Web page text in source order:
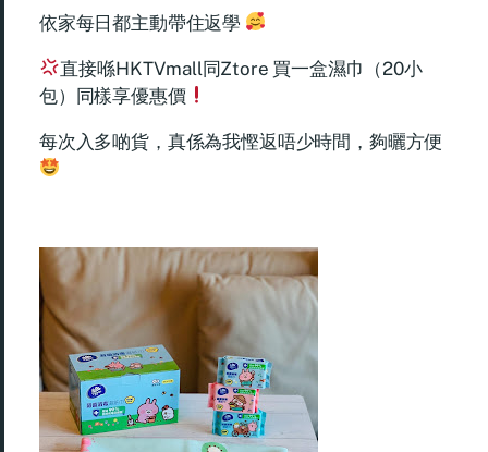
依家每日都主動帶住返學
直接喺HKTVmall同Ztore 買一盒濕巾（20小
包）同樣享優惠價
每次入多啲貨，真係為我慳返唔少時間，夠曬方便